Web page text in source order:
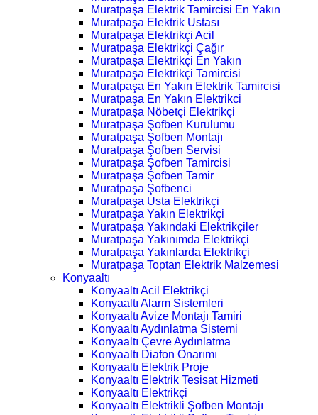
Muratpaşa Elektrik Tamircisi En Yakın
Muratpaşa Elektrik Ustası
Muratpaşa Elektrikçi Acil
Muratpaşa Elektrikçi Çağır
Muratpaşa Elektrikçi En Yakın
Muratpaşa Elektrikçi Tamircisi
Muratpaşa En Yakın Elektrik Tamircisi
Muratpaşa En Yakın Elektrikci
Muratpaşa Nöbetçi Elektrikçi
Muratpaşa Şofben Kurulumu
Muratpaşa Şofben Montajı
Muratpaşa Şofben Servisi
Muratpaşa Şofben Tamircisi
Muratpaşa Şofben Tamir
Muratpaşa Şofbenci
Muratpaşa Usta Elektrikçi
Muratpaşa Yakın Elektrikçi
Muratpaşa Yakındaki Elektrikçiler
Muratpaşa Yakınımda Elektrikçi
Muratpaşa Yakınlarda Elektrikçi
Muratpaşa Toptan Elektrik Malzemesi
Konyaaltı
Konyaaltı Acil Elektrikçi
Konyaaltı Alarm Sistemleri
Konyaaltı Avize Montajı Tamiri
Konyaaltı Aydınlatma Sistemi
Konyaaltı Çevre Aydınlatma
Konyaaltı Diafon Onarımı
Konyaaltı Elektrik Proje
Konyaaltı Elektrik Tesisat Hizmeti
Konyaaltı Elektrikçi
Konyaaltı Elektrikli Şofben Montajı